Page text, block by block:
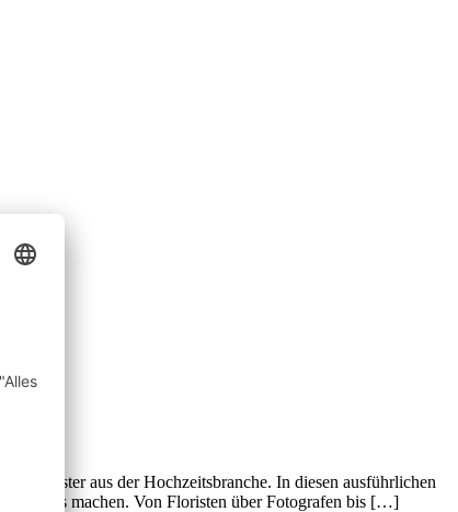
aus der Hochzeitsbranche. In diesen ausführlichen
Ereignis machen. Von Floristen über Fotografen bis […]